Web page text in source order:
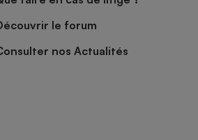
le forum
nos Actualités